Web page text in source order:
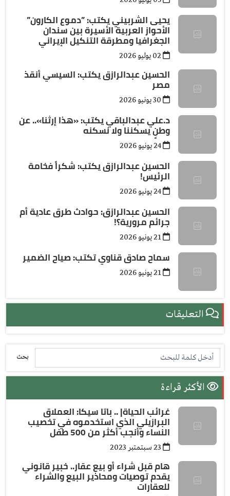
يحيى الشربيني يكتب: ”دموع الكارون”
الأحواز العربية الأسيرة بين سندان
الجغرافيا ومطرقة التنكيل الإيراني
الحسين عبدالرازق يكتب: السيسي أنقذ
مصر
د.علي عبدالباقي يكتب: ​«هذا إرثنا».. عن
وطنٍ يسكننا ولا نسكنه
الحسين عبدالرازق يكتب: شكراً فخامة
الرئيس!
الحسين عبدالرازق: حوادث طرق عادية أم
جرائم مرورية؟!
سماح صادق قناوي تكتب: صياح الضمير
التعليقات
بحث
الأكثر قراءة
غرائب الحياة| .. باتا سيكا: العملاق
البرازيلي الذي استخدموه في تخصيب
النساء وأنجب أكثر من 500 طفل
هام قبل شراء أو بيع عقار.. خبير قانوني
يقدم توصيات ومحاذير البيع والشراء
للعقارات